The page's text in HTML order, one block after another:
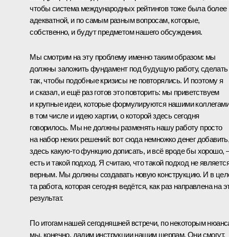
чтобы система международных рейтингов тоже была более
адекватной, и по самым разным вопросам, которые,
собственно, и будут предметом нашего обсуждения.
Мы смотрим на эту проблему именно таким образом: мы
должны заложить фундамент под будущую работу, сделать
так, чтобы подобные кризисы не повторялись. И поэтому я
и сказал, и ещё раз готов это повторить: мы приветствуем
и крупные идеи, которые формулируются нашими
в том числе и идею хартии, о которой здесь сегодня
говорилось. Мы не должны разменять нашу работу просто
на набор неких решений: вот сюда немножко денег
здесь какую‑то функцию дописать, и всё вроде бы хорошо,
есть и такой подход. Я считаю, что такой подход не
верным. Мы должны создавать новую конструкцию. И в
та работа, которая сегодня ведётся, как раз направлена на
результат.
По итогам нашей сегодняшней встречи, по некоторым
мы, конечно, дадим инструкции нашим шерпам. Они смогут,